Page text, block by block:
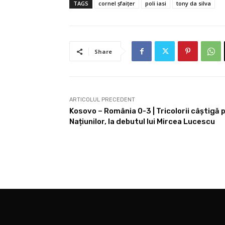
TAGS cornel șfaițer poli iasi tony da silva
Share
ARTICOLUL PRECEDENT
Kosovo – România 0-3 | Tricolorii câștigă
Națiunilor, la debutul lui Mircea Lucescu